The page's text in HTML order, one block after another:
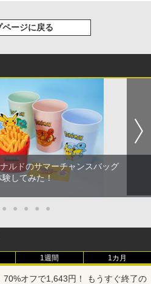
ページに戻る
ルドのサマーチャンスバッグ
してみた！
● ● ● ● ●
1週間 1カ月
70%オフで1,643円！ もうすぐ終了の